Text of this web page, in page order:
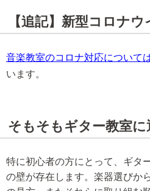
【追記】新型コロナ
音楽教室のコロナ対応について
います。
そもそもギター教室に
特に初心者の方にとって、ギタ
の壁が存在します。楽器選びか